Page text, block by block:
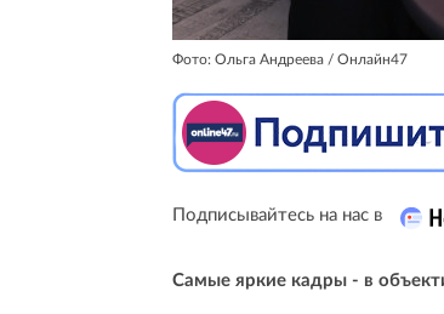
Фото: Ольга Андреева / Онлайн47
Подписывайтесь на нас в
Самые яркие кадры - в